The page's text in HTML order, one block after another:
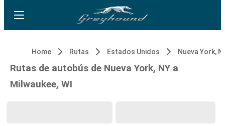
Home Rutas Estados Unidos Nueva York,
Rutas de autobús de Nueva York, NY a
Milwaukee, WI